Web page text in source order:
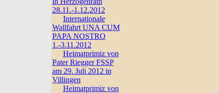
28.11.-1.12.2012
Internationale
Wallfahrt UNA CUM
PAPA NOSTRO
1.-3.11.2012
Heimatprimiz von
Pater Riegger FSSP
am 29. Juli 2012 in
Villingen
Heimatprimiz von